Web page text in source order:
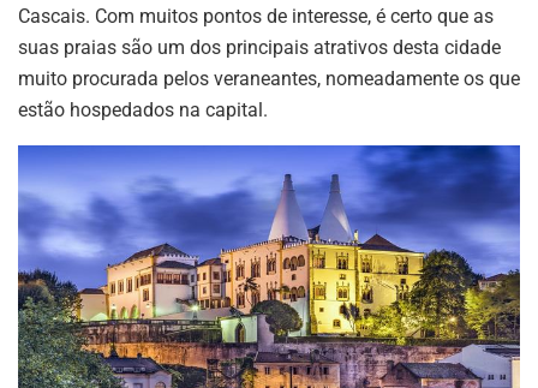
Cascais. Com muitos pontos de interesse, é certo que as
suas praias são um dos principais atrativos desta cidade
muito procurada pelos veraneantes, nomeadamente os que
estão hospedados na capital.